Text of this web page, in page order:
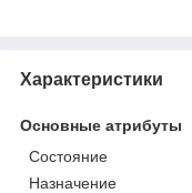
Характеристики
Основные атрибуты
Состояние
Назначение